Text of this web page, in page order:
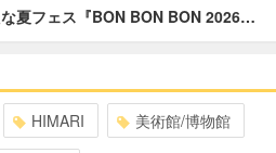
夏フェス『BON BON BON 2026…
HIMARI 美術館/博物館